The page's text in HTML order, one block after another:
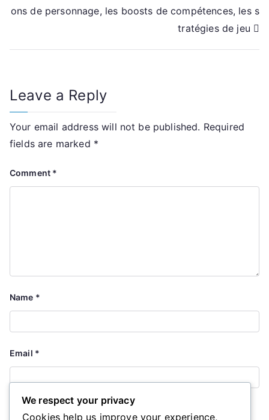
ons de personnage, les boosts de compétences, les s
tratégies de jeu
Leave a Reply
Your email address will not be published. Required
fields are marked *
Comment *
Name *
Email *
We respect your privacy
Cookies help us improve your experience,